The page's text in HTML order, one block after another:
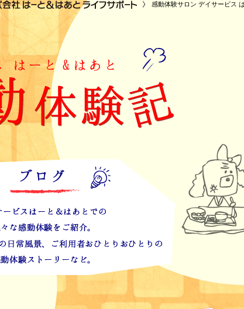
感動体験サロン デイサービス